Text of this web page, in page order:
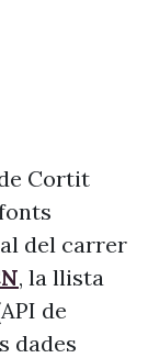
Cortit
del carrer
, la llista
de
dades